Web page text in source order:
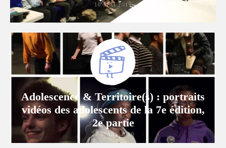
10 MAI 2019
Adolescence & Territoire(s) : portraits
vidéos des adolescents de la 7e édition,
2e partie
27 MARS 2019